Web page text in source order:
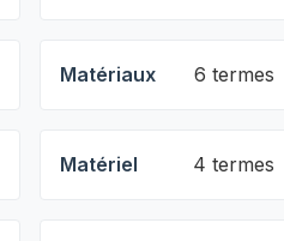
Matériaux 6 termes
Matériel 4 termes